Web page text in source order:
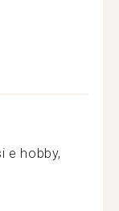
e hobby,